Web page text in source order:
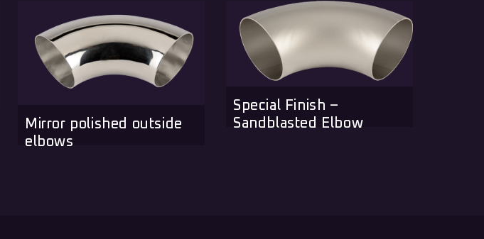
Mirror polished outside
elbows
Special Finish –
Sandblasted Elbow